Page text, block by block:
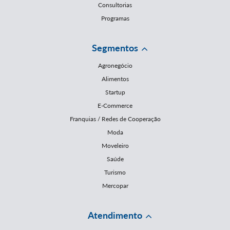
Consultorias
Programas
Segmentos
Agronegócio
Alimentos
Startup
E-Commerce
Franquias / Redes de Cooperação
Moda
Moveleiro
Saúde
Turismo
Mercopar
Atendimento